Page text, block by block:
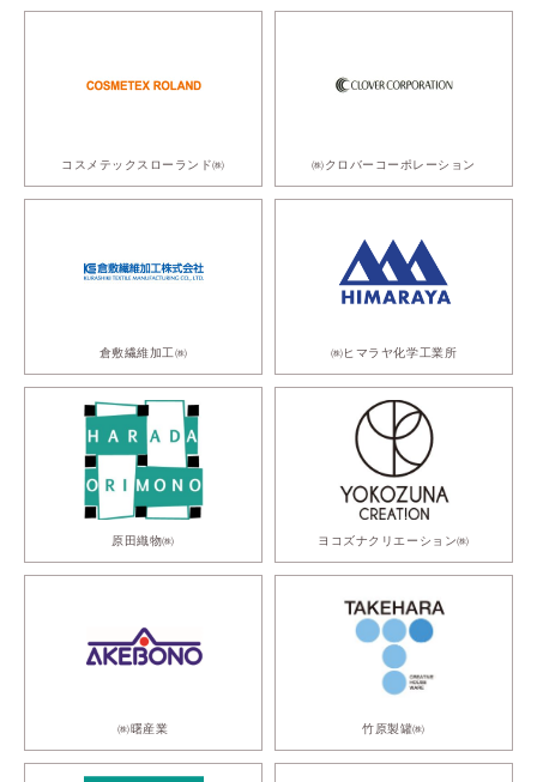
コスメテックスローランド㈱ ㈱クロバーコーポレーション
倉敷繊維加工㈱ ㈱ヒマラヤ化学工業所
原田織物㈱ ヨコズナクリエーション㈱
㈱曙産業 竹原製罐㈱